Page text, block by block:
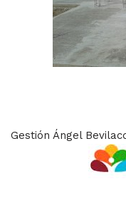
Gestión Ángel